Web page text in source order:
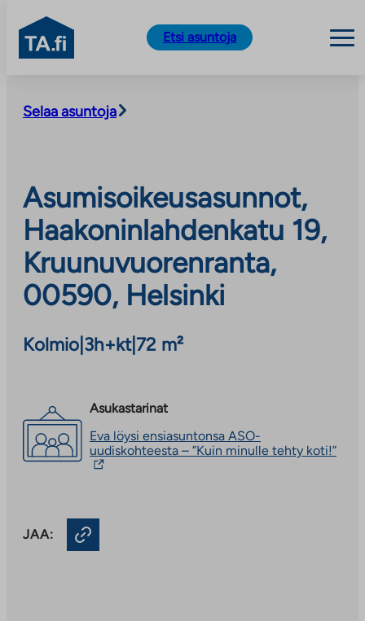
sisältöön
TA.fi
Etsi asuntoja
Selaa asuntoja
Asumisoikeusasunnot,
Haakoninlahdenkatu 19,
Kruunuvuorenranta,
00590, Helsinki
Kolmio 3h+kt| 72 m²
Asukastarinat
Eva löysi ensiasuntonsa ASO-
uudiskohteesta – ”Kuin minulle tehty koti!”
JAA: